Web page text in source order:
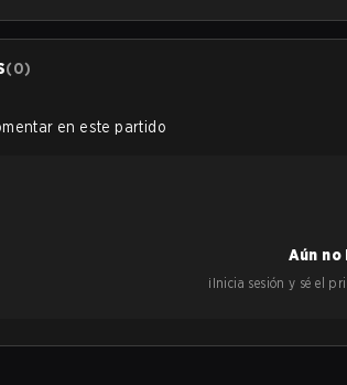
(0)
en este partido
Aún
¡Inicia sesión y sé el